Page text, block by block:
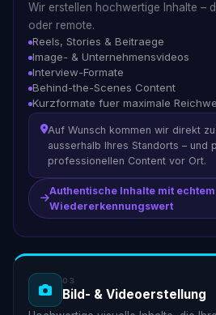
Wir erstellen hochwertige Inhalte –
oder remote.
Reels, Stories & Beitraege
Image- & Unternehmensvideos
Interview-Formate
Behind-the-Scenes Content
Kurzformate fuer maximale
Auf Wunsch kommen wir direkt zu
ausserhalb Ihres Standorts – und
professionellen Content vor Ort.
Authentische Inhalte mit echtem
Wiedererkennungswert
03
Bild- & Videoerstellung